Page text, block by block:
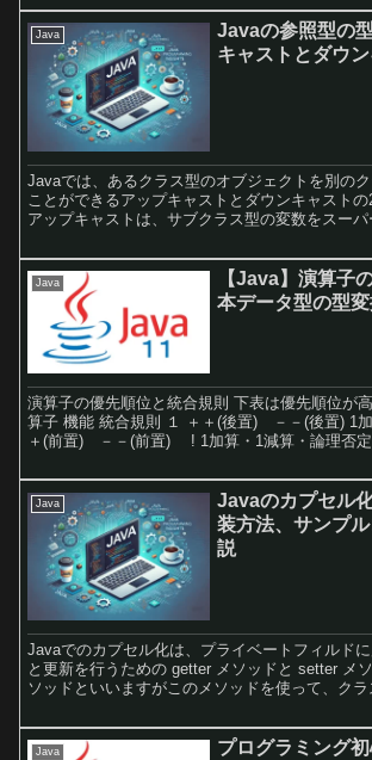
Java
Javaの参照型の
キャストとダウン
Javaでは、あるクラス型のオブジェクトを別の
ことができるアップキャストとダウンキャストの
アップキャストは、サブクラス型の変数をスー
クスの場合、スーパークラス型の変数をサブク
(変数)の参照に代入できます。
Java
【Java】演算子
本データ型の型
演算子の優先順位と統合規則 下表は優先順位が
算子 機能 統合規則 １ ＋＋(後置) －－(後置)
＋(前置) －－(前置) ! 1加算・1減算・論理否
Java
Javaのカプセル
装方法、サンプ
説
Javaでのカプセル化は、プライベートフィルド
と更新を行うための getter メソッドと setter メ
ソッドといいますがこのメソッドを使って、ク
の実装を変更しても、外部に影響を与えずに済
Java
プログラミング初